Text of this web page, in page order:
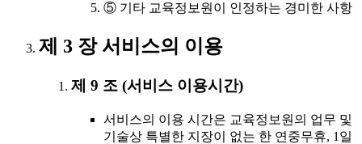
⑤ 기타 교육정보원이 인정하는 경미한 사항
제 3 장 서비스의 이용
제 9 조 (서비스 이용시간)
서비스의 이용 시간은 교육정보원의 업무 및
기술상 특별한 지장이 없는 한 연중무휴, 1일